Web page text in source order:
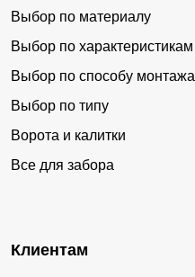
Выбор по материалу
Выбор по характеристикам
Выбор по способу монтажа
Выбор по типу
Ворота и калитки
Все для забора
Клиентам